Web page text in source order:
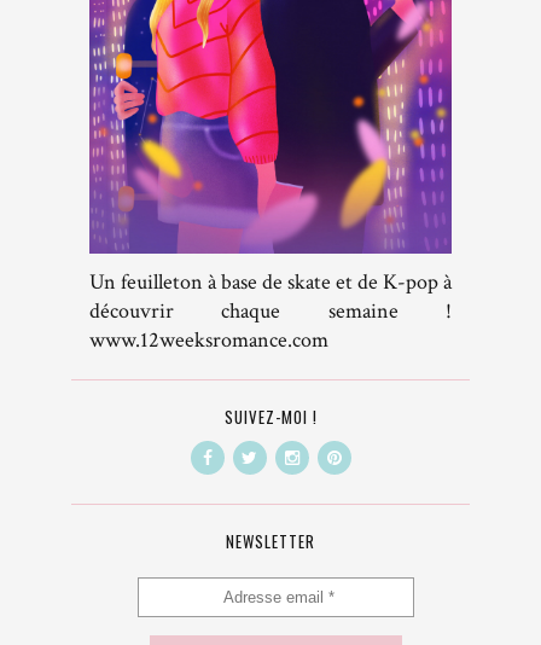
Un feuilleton à base de skate et de K-pop à
découvrir chaque semaine !
www.12weeksromance.com
SUIVEZ-MOI !
NEWSLETTER